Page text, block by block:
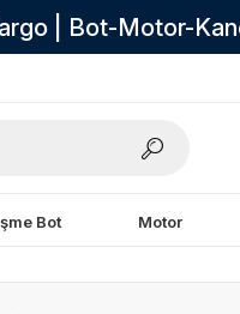
| Bot-Motor-
Bot Motor